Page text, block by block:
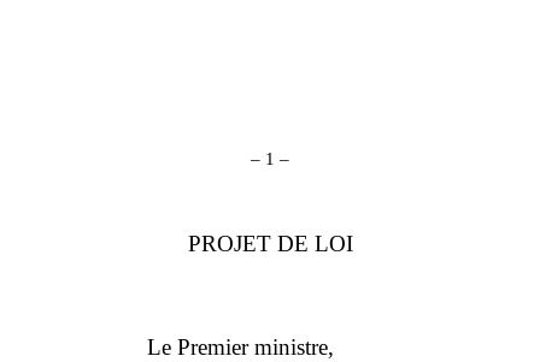
– 1 –
PROJET DE LOI
Le Premier ministre,